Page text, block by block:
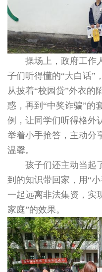
操场上，政府工作
子们听得懂的“大白话”
从披着“校园贷”外衣的
惑，再到“中奖诈骗”的
例，让同学们听得格外
举着小手抢答，主动分
温馨。
孩子们还主动当起
到的知识带回家，用“
一起远离非法集资，实
家庭”的效果。